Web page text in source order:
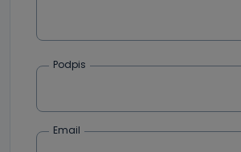
Do czasu wycofania zgody lub, jeśli dane
administratora – do momentu wniesienia
dane, które pochodzą bezpośrednio od
Podpis
Email